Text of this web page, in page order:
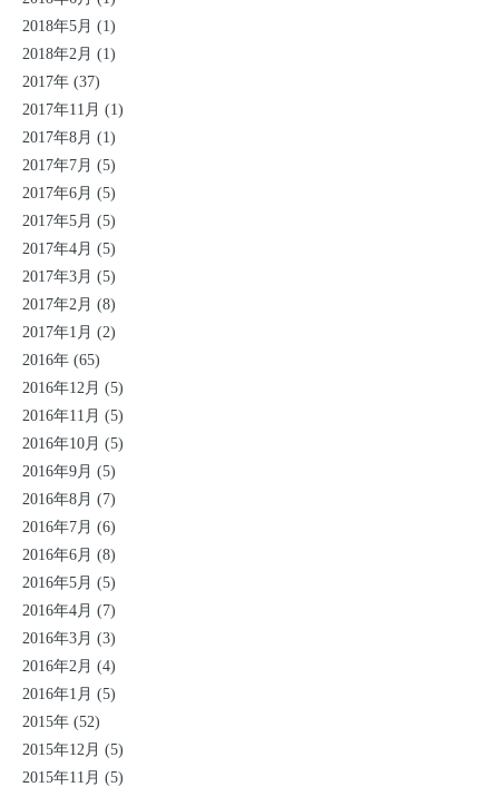
2018年5月 (1)
2018年2月 (1)
2017年 (37)
2017年11月 (1)
2017年8月 (1)
2017年7月 (5)
2017年6月 (5)
2017年5月 (5)
2017年4月 (5)
2017年3月 (5)
2017年2月 (8)
2017年1月 (2)
2016年 (65)
2016年12月 (5)
2016年11月 (5)
2016年10月 (5)
2016年9月 (5)
2016年8月 (7)
2016年7月 (6)
2016年6月 (8)
2016年5月 (5)
2016年4月 (7)
2016年3月 (3)
2016年2月 (4)
2016年1月 (5)
2015年 (52)
2015年12月 (5)
2015年11月 (5)